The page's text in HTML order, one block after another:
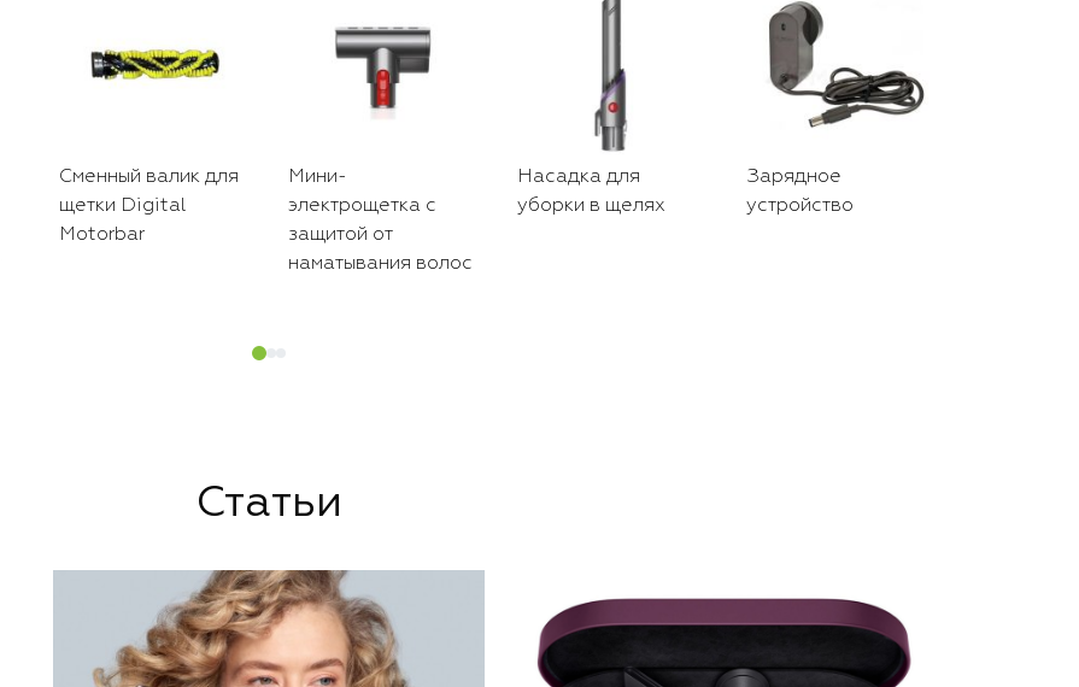
Сменный валик для
щетки Digital
Motorbar
Мини-
электрощетка с
защитой от
наматывания волос
Насадка для
уборки в щелях
Зарядное
устройство
Статьи